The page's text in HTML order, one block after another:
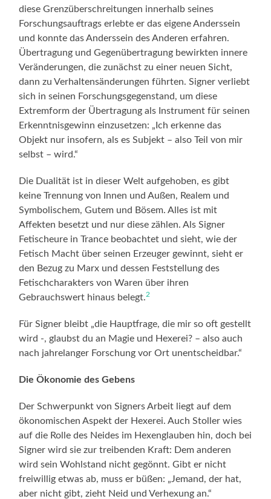
diese Grenzüberschreitungen innerhalb seines
Forschungsauftrags erlebte er das eigene Anderssein
und konnte das Anderssein des Anderen erfahren.
Übertragung und Gegenübertragung bewirkten innere
Veränderungen, die zunächst zu einer neuen Sicht,
dann zu Verhaltensänderungen führten. Signer verliebt
sich in seinen Forschungsgegenstand, um diese
Extremform der Übertragung als Instrument für seinen
Erkenntnisgewinn einzusetzen: „Ich erkenne das
Objekt nur insofern, als es Subjekt – also Teil von mir
selbst – wird.“
Die Dualität ist in dieser Welt aufgehoben, es gibt
keine Trennung von Innen und Außen, Realem und
Symbolischem, Gutem und Bösem. Alles ist mit
Affekten besetzt und nur diese zählen. Als Signer
Fetischeure in Trance beobachtet und sieht, wie der
Fetisch Macht über seinen Erzeuger gewinnt, sieht er
den Bezug zu Marx und dessen Feststellung des
Fetischcharakters von Waren über ihren
Gebrauchswert hinaus belegt.2
Für Signer bleibt „die Hauptfrage, die mir so oft gestellt
wird -, glaubst du an Magie und Hexerei? – also auch
nach jahrelanger Forschung vor Ort unentscheidbar.“
Die Ökonomie des Gebens
Der Schwerpunkt von Signers Arbeit liegt auf dem
ökonomischen Aspekt der Hexerei. Auch Stoller wies
auf die Rolle des Neides im Hexenglauben hin, doch bei
Signer wird sie zur treibenden Kraft: Dem anderen
wird sein Wohlstand nicht gegönnt. Gibt er nicht
freiwillig etwas ab, muss er büßen: „Jemand, der hat,
aber nicht gibt, zieht Neid und Verhexung an.“